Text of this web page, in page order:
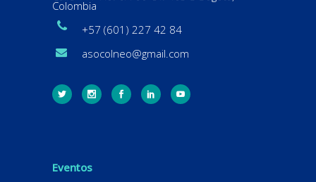
Colombia
+57 (601) 227 42 84
asocolneo@gmail.com
Eventos